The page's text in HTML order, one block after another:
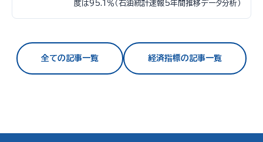
度は95.1％（石油統計速報5年間推移データ分析）
全ての記事一覧 経済指標の記事一覧